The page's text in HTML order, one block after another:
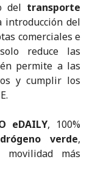
del transporte
introducción del
comerciales e
reduce las
permite a las
y cumplir los
eDAILY, 100%
verde,
más